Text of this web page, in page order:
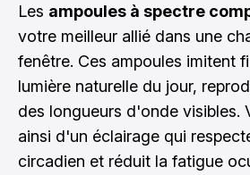
Les ampoules à spectre
votre meilleur allié dans une
fenêtre. Ces ampoules imitent
lumière naturelle du jour,
des longueurs d'onde visibles.
ainsi d'un éclairage qui
circadien et réduit la fatigue